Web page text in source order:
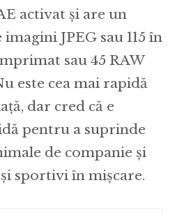
activat și are un
JPEG sau 115 în
sau 45 RAW
este cea mai rapidă
dar cred că e
pentru a suprinde
de companie și
sportivi în mișcare.